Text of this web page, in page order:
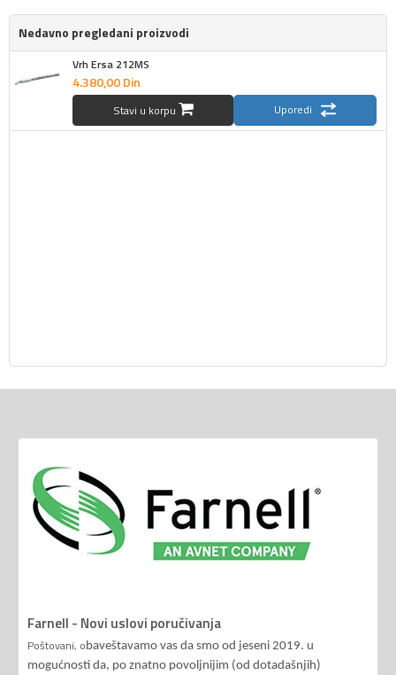
Nedavno pregledani proizvodi
Vrh Ersa 212MS
4.380,00Din
Stavi u korpu Uporedi
Farnell - Novi uslovi poručivanja
Poštovani, obaveštavamo vas da smo od jeseni 2019. u
mogućnosti da, po znatno povoljnijim (od dotadašnjih)